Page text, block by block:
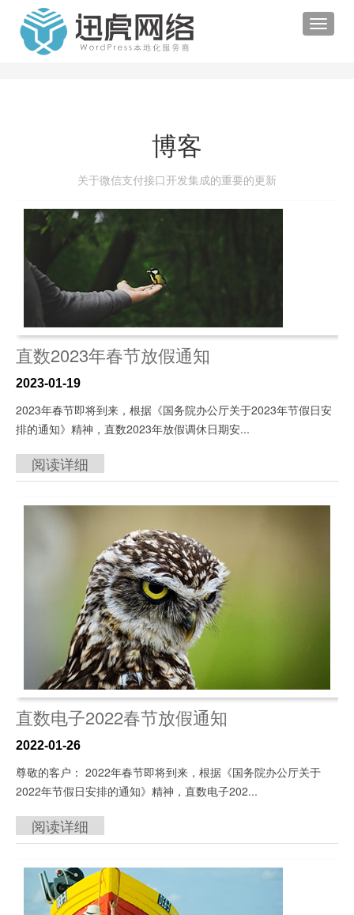
Toggle
博客
关于微信支付接口开发集成的重要的更新
直数2023年春节放假通知
2023-01-19
2023年春节即将到来，根据《国务院办公厅关于2023年节假日安
排的通知》精神，直数2023年放假调休日期安...
阅读详细
直数电子2022春节放假通知
2022-01-26
尊敬的客户： 2022年春节即将到来，根据《国务院办公厅关于
2022年节假日安排的通知》精神，直数电子202...
阅读详细